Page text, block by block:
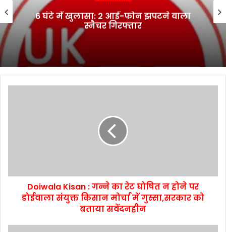
6 घंटे में खुलासा: 2 आई-फोन झपटने वाला
स्नैचर गिरफ्तार
Doiwala Kisan : गन्ने का रेट घोषित न होने पर
डोईवाला संयुक्त किसान मोर्चा में गुस्सा,सरकार को
बताया सवेंदनहीन